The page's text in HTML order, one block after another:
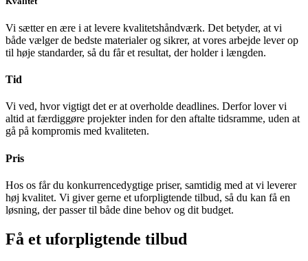
Vi sætter en ære i at levere kvalitetshåndværk. Det betyder, at vi
både vælger de bedste materialer og sikrer, at vores arbejde lever op
til høje standarder, så du får et resultat, der holder i længden.
Tid
Vi ved, hvor vigtigt det er at overholde deadlines. Derfor lover vi
altid at færdiggøre projekter inden for den aftalte tidsramme, uden at
gå på kompromis med kvaliteten.
Pris
Hos os får du konkurrencedygtige priser, samtidig med at vi leverer
høj kvalitet. Vi giver gerne et uforpligtende tilbud, så du kan få en
løsning, der passer til både dine behov og dit budget.
Få et uforpligtende tilbud